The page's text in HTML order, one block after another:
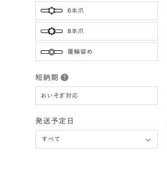
6本爪
8本爪
覆輪留め
短納期
おいそぎ対応
発送予定日